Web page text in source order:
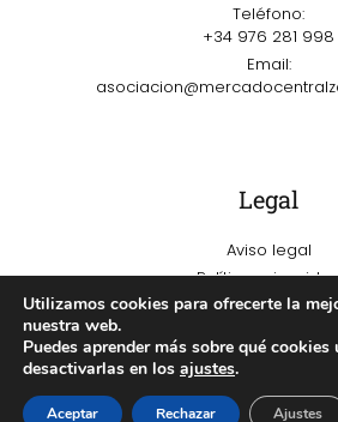
Teléfono:
+34 976 281 998
Email:
Legal
Aviso legal
Política
Política de
Utilizamos cookies para ofrecerte la
nuestra web.
Puedes aprender más sobre qué
desactivarlas en los ajustes.
Aceptar Rechazar Ajustes